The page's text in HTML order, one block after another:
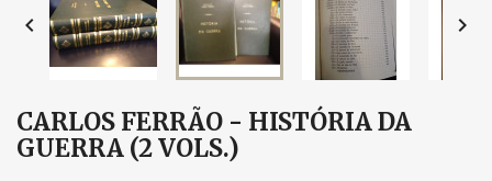
 
CARLOS FERRÃO - HISTÓRIA DA
GUERRA (2 VOLS.)